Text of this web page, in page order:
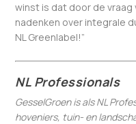
winst is dat door de
nadenken over integrale
NL Greenlabel!”
NL Professionals
GesselGroen is als NL
hoveniers, tuin- en